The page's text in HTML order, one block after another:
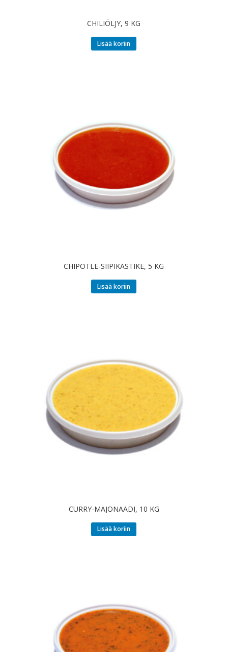
CHILIÖLJY, 9 KG
Lisää koriin
CHIPOTLE-SIIPIKASTIKE, 5 KG
Lisää koriin
CURRY-MAJONAADI, 10 KG
Lisää koriin